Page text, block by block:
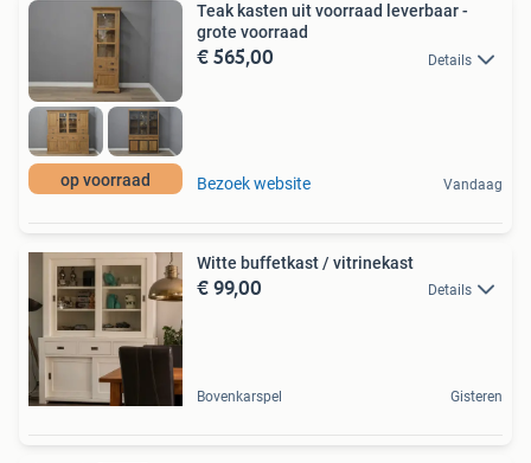
op voorraad
Teak kasten uit voorraad leverbaar -
grote voorraad
€ 565,00 Details
Bezoek website Vandaag
Witte buffetkast / vitrinekast
€ 99,00 Details
Bovenkarspel Gisteren